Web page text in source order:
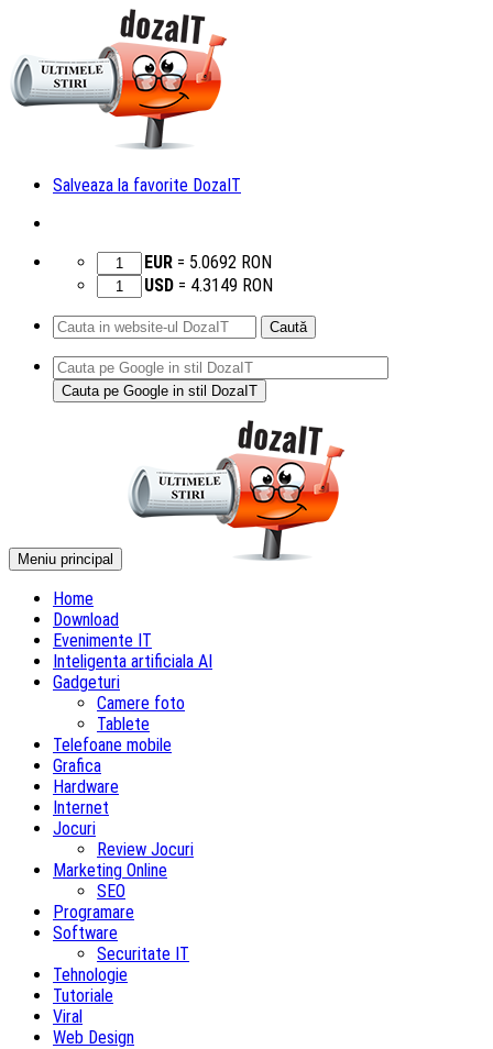
Salveaza la favorite DozaIT
EUR = 5.0692 RON
USD = 4.3149 RON
Caută
după:
Meniu principal
Home
Download
Evenimente IT
Inteligenta artificiala AI
Gadgeturi
Camere foto
Tablete
Telefoane mobile
Grafica
Hardware
Internet
Jocuri
Review Jocuri
Marketing Online
SEO
Programare
Software
Securitate IT
Tehnologie
Tutoriale
Viral
Web Design